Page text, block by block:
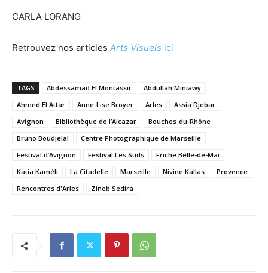
CARLA LORANG
Retrouvez nos articles Arts Visuels ici
TAGS Abdessamad El Montassir
Abdullah Miniawy
Ahmed El Attar
Anne-Lise Broyer Arles
Assia Djebar
Avignon
Bibliothèque de l’Alcazar
Bouches-du-Rhône
Bruno Boudjelal
Centre Photographique de Marseille
Festival d’Avignon
Festival Les Suds
Friche Belle-de-Mai
Katia Kaméli
La Citadelle Marseille Nivine Kallas
Provence
Rencontres d'Arles
Zineb Sedira